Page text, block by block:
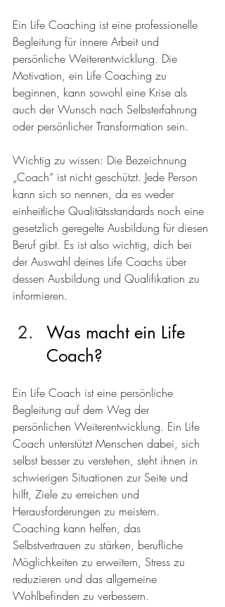
Ein Life Coaching ist eine professionelle
Begleitung für innere Arbeit und
persönliche Weiterentwicklung. Die
Motivation, ein Life Coaching zu
beginnen, kann sowohl eine Krise als
auch der Wunsch nach Selbsterfahrung
oder persönlicher Transformation sein.
Wichtig zu wissen: Die Bezeichnung
„Coach“ ist nicht geschützt. Jede Person
kann sich so nennen, da es weder
einheitliche Qualitätsstandards noch eine
gesetzlich geregelte Ausbildung für diesen
Beruf gibt. Es ist also wichtig, dich bei
der Auswahl deines Life Coachs über
dessen Ausbildung und Qualifikation zu
informieren.
Was macht ein Life
Coach?
Ein Life Coach ist eine persönliche
Begleitung auf dem Weg der
persönlichen Weiterentwicklung. Ein Life
Coach unterstützt Menschen dabei, sich
selbst besser zu verstehen, steht ihnen in
schwierigen Situationen zur Seite und
hilft, Ziele zu erreichen und
Herausforderungen zu meistern.
Coaching kann helfen, das
Selbstvertrauen zu stärken, berufliche
Möglichkeiten zu erweitern, Stress zu
reduzieren und das allgemeine
Wohlbefinden zu verbessern.